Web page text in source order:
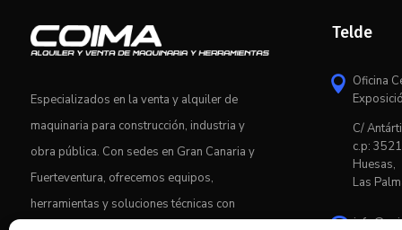
Especializados en la venta y alquiler de
maquinaria para construcción, industria y
obra pública. Con sedes en Gran Canaria y
Fuerteventura, ofrecemos equipos,
herramientas y soluciones técnicas con
Telde
 Oficina
C/
c.p:
Huesas,
Las
